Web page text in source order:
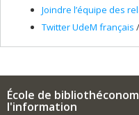
Joindre l’équipe des
Twitter UdeM français /
École de
l'information